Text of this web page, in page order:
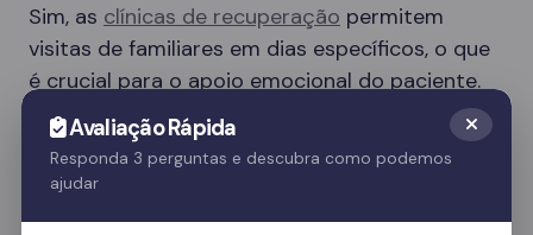
Sim, as clínicas de recuperação permitem
visitas de familiares em dias específicos, o que
é crucial para o apoio emocional do paciente.
Essas visitas ajudam no processo de
recuperação e fortalecem o vínculo familiar.
Avaliação Rápida
Responda 3 perguntas e descubra como podemos
ajudar